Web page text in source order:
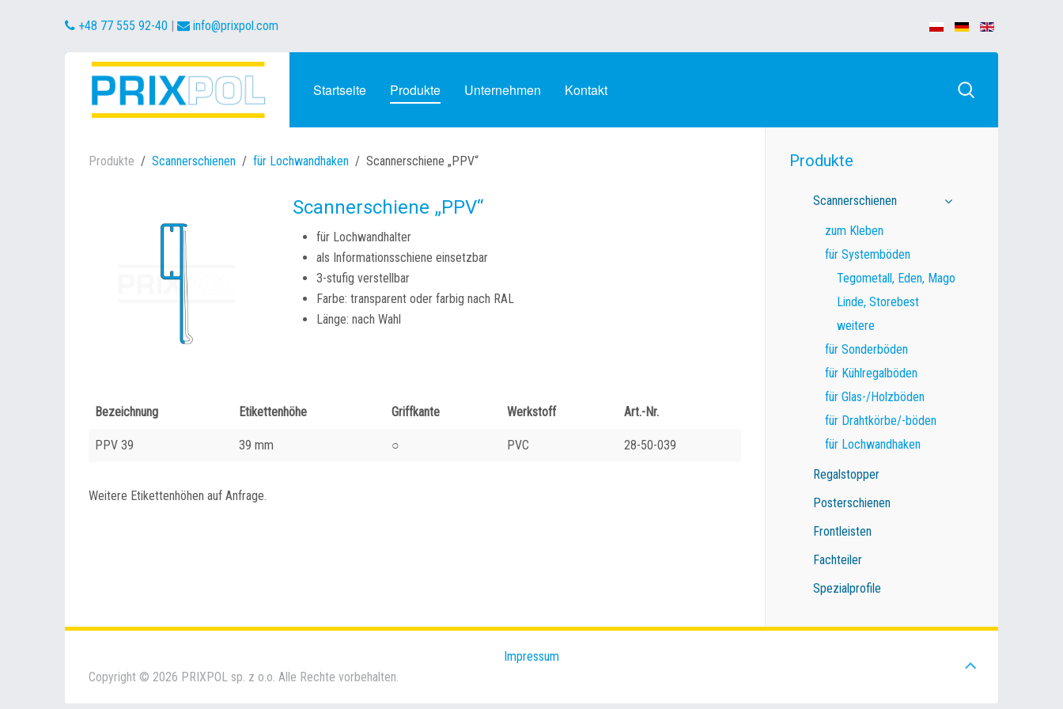
+48 77 555 92-40 | info@prixpol.com
Startseite Produkte Unternehmen Kontakt
Produkte Scannerschienen für Lochwandhaken Scannerschiene „PPV“
Scannerschiene „PPV“
für Lochwandhalter
als Informationsschiene einsetzbar
3-stufig verstellbar
Farbe: transparent oder farbig nach RAL
Länge: nach Wahl
Bezeichnung Etikettenhöhe Griffkante Werkstoff Art.-Nr.
PPV 39 39 mm ○ PVC 28-50-039
Weitere Etikettenhöhen auf Anfrage.
Produkte
Scannerschienen
zum Kleben
für Systemböden
Tegometall, Eden, Mago
Linde, Storebest
weitere
für Sonderböden
für Kühlregalböden
für Glas-/Holzböden
für Drahtkörbe/-böden
für Lochwandhaken
Regalstopper
Posterschienen
Frontleisten
Fachteiler
Spezialprofile
Impressum
Copyright © 2026 PRIXPOL sp. z o.o. Alle Rechte vorbehalten.